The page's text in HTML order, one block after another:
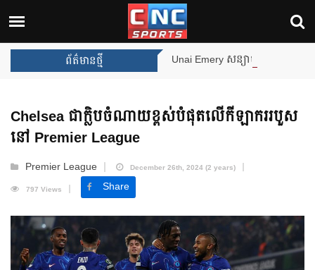
ព័ត៌មានថ្មី Unai Emery សន្យាថានឹងឈ្នះពានរង្វាន់បន្ថែម
Chelsea ជាក្លិបចំណាយខ្ពស់បំផុតលើកីឡាកររបួស
នៅ Premier League
Premier League
December 26th, 2024 (2 years)
797 Views
Share